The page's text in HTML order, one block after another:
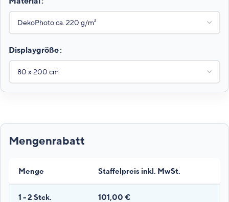
Displaygröße
Menge Staffelpreis inkl. MwSt.
1 - 2 Stck. 101,00 €